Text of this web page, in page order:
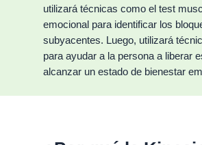
utilizará técnicas como el test
emocional para identificar los
subyacentes. Luego, utilizará
para ayudar a la persona a liberar
alcanzar un estado de bienestar